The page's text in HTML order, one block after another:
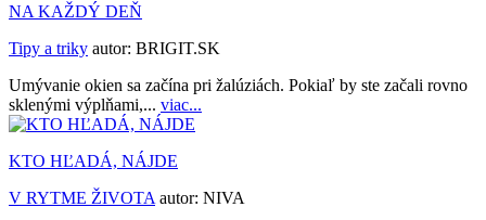
NA KAŽDÝ DEŇ
Tipy a triky autor: BRIGIT.SK
Umývanie okien sa začína pri žalúziách. Pokiaľ by ste začali rovno
sklenými výplňami,... viac...
KTO HĽADÁ, NÁJDE
V RYTME ŽIVOTA autor: NIVA